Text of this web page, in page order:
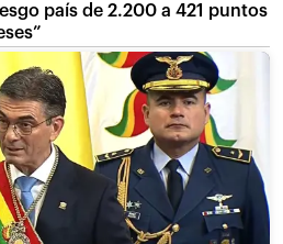
país de 2.200 a 421 puntos